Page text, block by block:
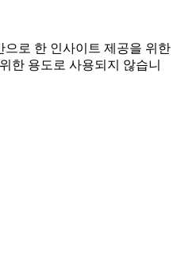
로 한 인사이트 제공을 위한
한 용도로 사용되지 않습니